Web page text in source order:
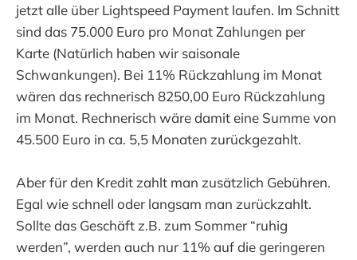
jetzt alle über Lightspeed Payment laufen. Im Schnitt
sind das 75.000 Euro pro Monat Zahlungen per
Karte (Natürlich haben wir saisonale
Schwankungen). Bei 11% Rückzahlung im Monat
wären das rechnerisch 8250,00 Euro Rückzahlung
im Monat. Rechnerisch wäre damit eine Summe von
45.500 Euro in ca. 5,5 Monaten zurückgezahlt.
Aber für den Kredit zahlt man zusätzlich Gebühren.
Egal wie schnell oder langsam man zurückzahlt.
Sollte das Geschäft z.B. zum Sommer “ruhig
werden”, werden auch nur 11% auf die geringeren